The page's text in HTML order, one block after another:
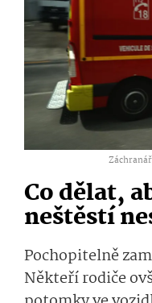
Co dělat,
neštěstí
Pochopitelně
Někteří rodiče